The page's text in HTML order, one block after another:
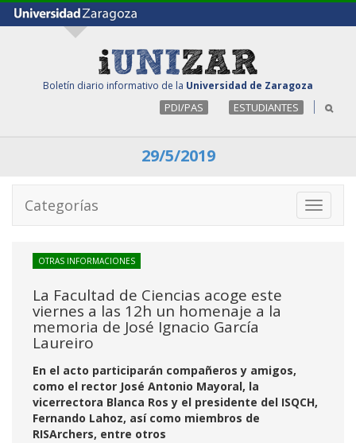
Boletín diario informativo de la Universidad de Zaragoza
PDI/PAS ESTUDIANTES
29/5/2019
Toggle
Categorías
OTRAS INFORMACIONES
La Facultad de Ciencias acoge este
viernes a las 12h un homenaje a la
memoria de José Ignacio García
Laureiro
En el acto participarán compañeros y amigos,
como el rector José Antonio Mayoral, la
vicerrectora Blanca Ros y el presidente del ISQCH,
Fernando Lahoz, así como miembros de
RISArchers, entre otros